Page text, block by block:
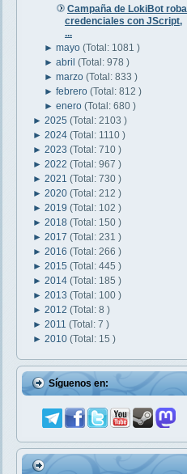
Campaña de LokiBot roba
credenciales con JScript,
...
►mayo(Total: 1081 )
►abril(Total: 978 )
►marzo(Total: 833 )
►febrero(Total: 812 )
►enero(Total: 680 )
► 2025 (Total: 2103 )
► 2024 (Total: 1110 )
► 2023 (Total: 710 )
► 2022 (Total: 967 )
► 2021 (Total: 730 )
► 2020 (Total: 212 )
► 2019 (Total: 102 )
► 2018 (Total: 150 )
► 2017 (Total: 231 )
► 2016 (Total: 266 )
► 2015 (Total: 445 )
► 2014 (Total: 185 )
► 2013 (Total: 100 )
► 2012 (Total: 8 )
► 2011 (Total: 7 )
► 2010 (Total: 15 )
Síguenos en: